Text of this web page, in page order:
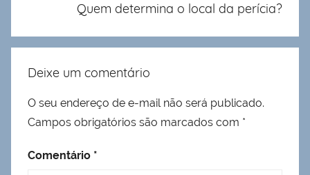
Quem determina o local da perícia?
Deixe um comentário
O seu endereço de e-mail não será publicado.
Campos obrigatórios são marcados com *
Comentário *